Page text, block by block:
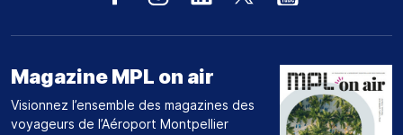
Magazine MPL on air
Visionnez l’ensemble des magazines des
voyageurs de l’Aéroport Montpellier